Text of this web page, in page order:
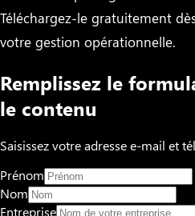
Téléchargez-le gratuitement
votre gestion opérationnelle.
Remplissez le
le contenu
Saisissez votre adresse e-mail et
Prénom
Nom
Entreprise